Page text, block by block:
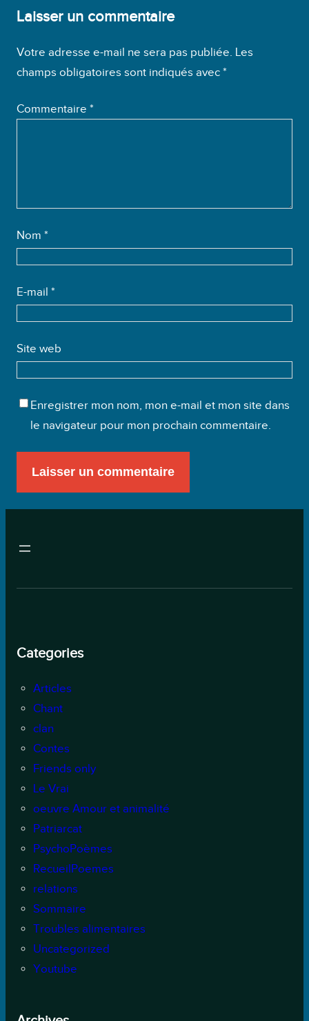
Laisser un commentaire
Votre adresse e-mail ne sera pas publiée. Les
champs obligatoires sont indiqués avec *
Commentaire *
Nom *
E-mail *
Site web
Enregistrer mon nom, mon e-mail et mon site dans
le navigateur pour mon prochain commentaire.
Categories
Articles
Chant
clan
Contes
Friends only
Le Vrai
oeuvre Amour et animalité
Patriarcat
PsychoPoèmes
RecueilPoemes
relations
Sommaire
Troubles alimentaires
Uncategorized
Youtube